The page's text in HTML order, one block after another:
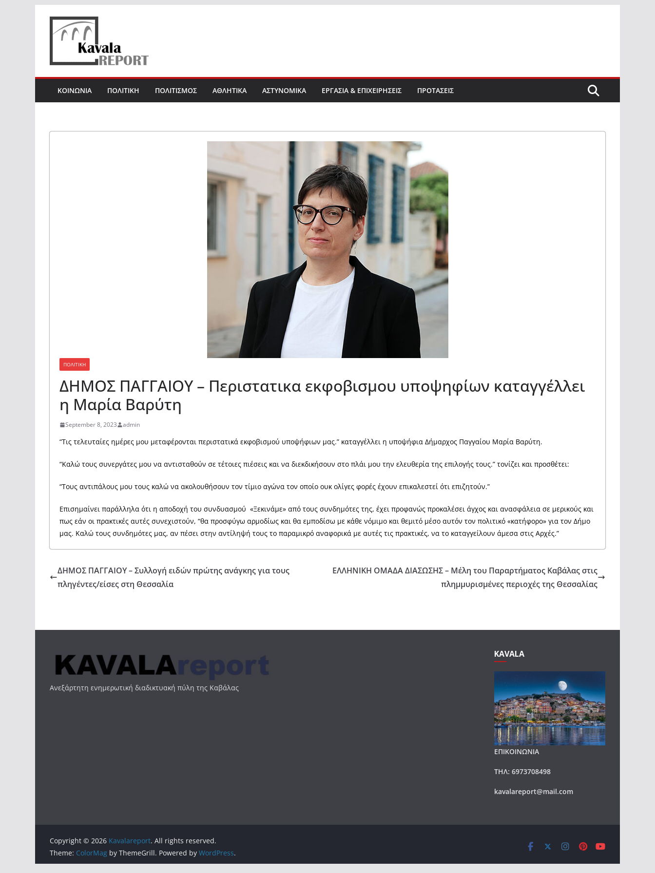
content
ΚΟΙΝΩΝΙΑ ΠΟΛΙΤΙΚΗ ΠΟΛΙΤΙΣΜΟΣ ΑΘΛΗΤΙΚΑ ΑΣΤΥΝΟΜΙΚΑ ΕΡΓΑΣΙΑ & ΕΠΙΧΕΙΡΗΣΕΙΣ ΠΡΟΤΑΣΕΙΣ
ΠΟΛΙΤΙΚΗ
ΔΗΜΟΣ ΠΑΓΓΑΙΟΥ – Περιστατικα εκφοβισμου υποψηφίων καταγγέλλει
η Μαρία Βαρύτη
September 8, 2023 admin
“Τις τελευταίες ημέρες μου μεταφέρονται περιστατικά εκφοβισμού υποψήφιων μας.” καταγγέλλει η υποψήφια Δήμαρχος Παγγαίου Μαρία Βαρύτη.
“Καλώ τους συνεργάτες μου να αντισταθούν σε τέτοιες πιέσεις και να διεκδικήσουν στο πλάι μου την ελευθερία της επιλογής τους.” τονίζει και προσθέτει:
“Τους αντιπάλους μου τους καλώ να ακολουθήσουν τον τίμιο αγώνα τον οποίο ουκ ολίγες φορές έχουν επικαλεστεί ότι επιζητούν.”
Επισημαίνει παράλληλα ότι η αποδοχή του συνδυασμού «Ξεκινάμε» από τους συνδημότες της, έχει προφανώς προκαλέσει άγχος και ανασφάλεια σε μερικούς και
πως εάν οι πρακτικές αυτές συνεχιστούν, “θα προσφύγω αρμοδίως και θα εμποδίσω με κάθε νόμιμο και θεμιτό μέσο αυτόν τον πολιτικό «κατήφορο» για τον Δήμο
μας. Καλώ τους συνδημότες μας, αν πέσει στην αντίληψή τους το παραμικρό αναφορικά με αυτές τις πρακτικές, να το καταγγείλουν άμεσα στις Αρχές.”
ΔΗΜΟΣ ΠΑΓΓΑΙΟΥ – Συλλογή ειδών πρώτης ανάγκης για τους
πληγέντες/είσες στη Θεσσαλία
ΕΛΛΗΝΙΚΗ ΟΜΑΔΑ ΔΙΑΣΩΣΗΣ – Μέλη του Παραρτήματος Καβάλας στις
πλημμυρισμένες περιοχές της Θεσσαλίας
Ανεξάρτητη ενημερωτική διαδικτυακή πύλη της Καβάλας
KAVALA
ΕΠΙΚΟΙΝΩΝΙΑ
ΤΗΛ: 6973708498
kavalareport@mail.com
Copyright © 2026 Kavalareport. All rights reserved.
Theme: ColorMag by ThemeGrill. Powered by WordPress.